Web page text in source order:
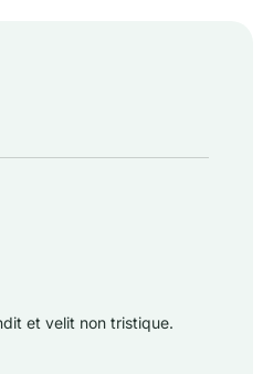
et velit non tristique.